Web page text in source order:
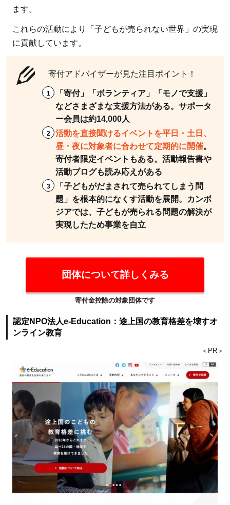
め：
すめ
の団
人に
ます。
これらの活動により「子どもが売られない世界」の実現
に貢献しています。
寄付アドバイザーが見た注目ポイント！
「寄付」「ボランティア」「モノで支援」
などさまざまな支援方法がある。サポータ
ー会員は約14,000人
活動を直接聞けるイベントを平日・土日、
昼・夜に対象者に合わせて定期的に開催
寄付者限定イベントもある。活動報告書や
活動ブログも読み応えがある
「子どもがだまされて売られてしまう問
題」を根本的になくす活動を展開。カンボ
ジアでは、子どもが売られる問題の解決が
実現したため事業を自立
団体について詳しくみる
寄付金控除の対象団体です
認定NPO法人e-Education：途上国の教育格差を壊すオ
ンライン教育
＜PR＞